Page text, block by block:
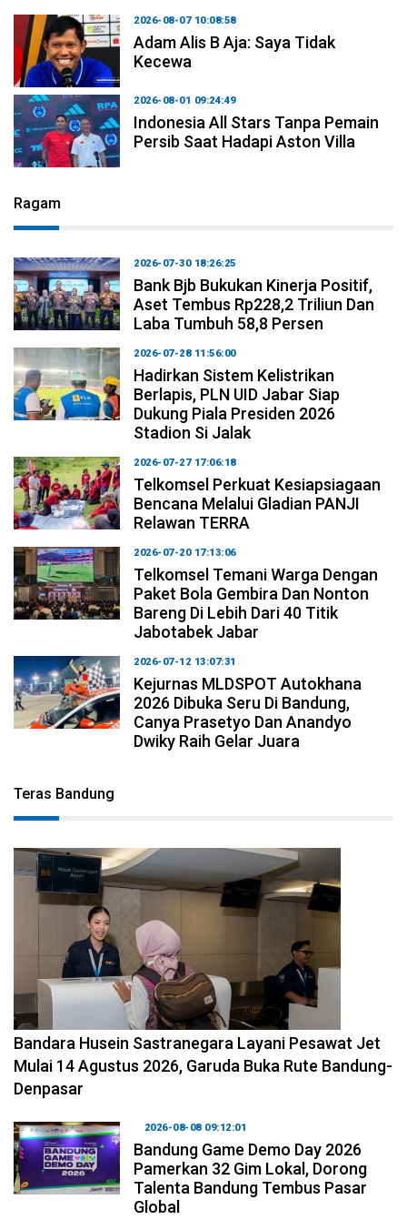
2026-08-07 10:08:58
Adam Alis B Aja: Saya Tidak
Kecewa
2026-08-01 09:24:49
Indonesia All Stars Tanpa Pemain
Persib Saat Hadapi Aston Villa
Ragam
2026-07-30 18:26:25
Bank Bjb Bukukan Kinerja Positif,
Aset Tembus Rp228,2 Triliun Dan
Laba Tumbuh 58,8 Persen
2026-07-28 11:56:00
Hadirkan Sistem Kelistrikan
Berlapis, PLN UID Jabar Siap
Dukung Piala Presiden 2026
Stadion Si Jalak
2026-07-27 17:06:18
Telkomsel Perkuat Kesiapsiagaan
Bencana Melalui Gladian PANJI
Relawan TERRA
2026-07-20 17:13:06
Telkomsel Temani Warga Dengan
Paket Bola Gembira Dan Nonton
Bareng Di Lebih Dari 40 Titik
Jabotabek Jabar
2026-07-12 13:07:31
Kejurnas MLDSPOT Autokhana
2026 Dibuka Seru Di Bandung,
Canya Prasetyo Dan Anandyo
Dwiky Raih Gelar Juara
Teras Bandung
2026-08-08 11:12:29
Bandara Husein Sastranegara Layani Pesawat Jet
Mulai 14 Agustus 2026, Garuda Buka Rute Bandung-
Denpasar
2026-08-08 09:12:01
Bandung Game Demo Day 2026
Pamerkan 32 Gim Lokal, Dorong
Talenta Bandung Tembus Pasar
Global